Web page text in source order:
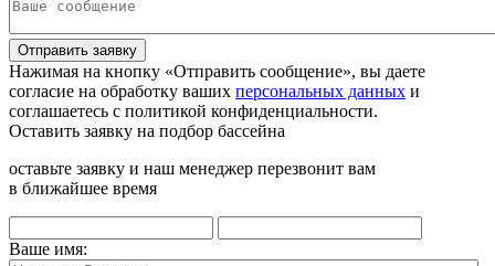
Отправить заявку
Нажимая на кнопку «Отправить сообщение», вы даете
согласие на обработку ваших персональных данных и
соглашаетесь с политикой конфиденциальности.
Оставить заявку на подбор бассейна
оставьте заявку и наш менеджер перезвонит вам
в ближайшее время
Ваше имя: